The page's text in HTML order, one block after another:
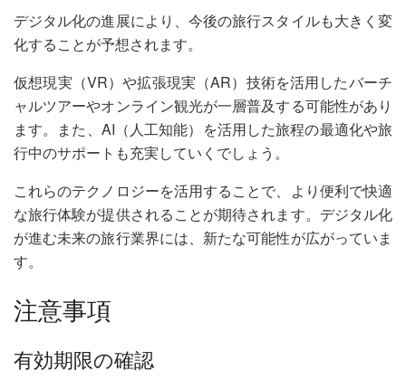
デジタル化の進展により、今後の旅行スタイルも大きく変
化することが予想されます。
仮想現実（VR）や拡張現実（AR）技術を活用したバーチ
ャルツアーやオンライン観光が一層普及する可能性があり
ます。また、AI（人工知能）を活用した旅程の最適化や旅
行中のサポートも充実していくでしょう。
これらのテクノロジーを活用することで、より便利で快適
な旅行体験が提供されることが期待されます。デジタル化
が進む未来の旅行業界には、新たな可能性が広がっていま
す。
注意事項
有効期限の確認